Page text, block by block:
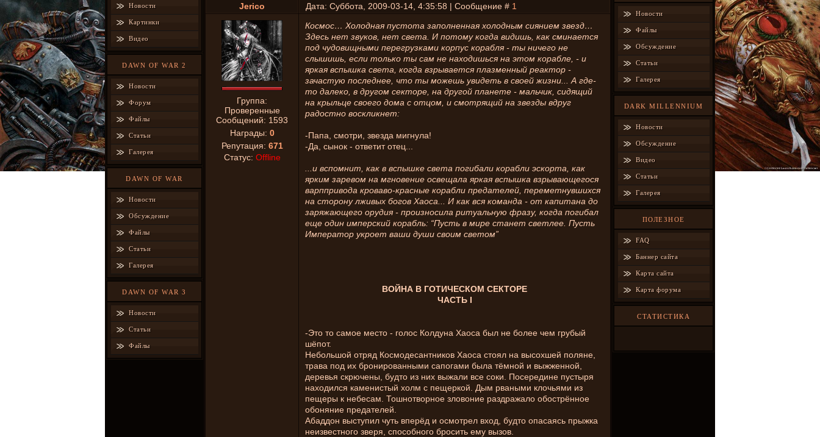
Новости
Картинки
Видео
DAWN OF WAR 2
Новости
Форум
Файлы
Статьи
Галерея
DAWN OF WAR
Новости
Обсуждение
Файлы
Статьи
Галерея
DAWN OF WAR 3
Новости
Статьи
Файлы
Jerico Дата: Суббота, 2009-03-14, 4:35:58 | Сообщение # 1
Группа:
Проверенные
Сообщений: 1593
Награды: 0
Репутация: 671
Статус: Offline
Космос… Холодная пустота заполненная холодным сиянием звезд…
Здесь нет звуков, нет света. И потому когда видишь, как сминается
под чудовищными перегрузками корпус корабля - ты ничего не
слышишь, если только ты сам не находишься на этом корабле, - и
яркая вспышка света, когда взрывается плазменный реактор -
зачастую последнее, что ты можешь увидеть в своей жизни... А где-
то далеко, в другом секторе, на другой планете - мальчик, сидящий
на крыльце своего дома с отцом, и смотрящий на звезды вдруг
радостно воскликнет:
-Папа, смотри, звезда мигнула!
-Да, сынок - ответит отец...
...и вспомнит, как в вспышке света погибали корабли эскорта, как
ярким заревом на мгновение освещала яркая вспышка взрывающегося
варппривода кроваво-красные корабли предателей, переметнувшихся
на сторону лживых богов Хаоса... И как вся команда - от капитана до
заряжающего орудия - произносила ритуальную фразу, когда погибал
еще один имперский корабль: “Пусть в мире станет светлее. Пусть
Император укроет ваши души своим светом”
ВОЙНА В ГОТИЧЕСКОМ СЕКТОРЕ
ЧАСТЬ I
-Это то самое место - голос Колдуна Хаоса был не более чем грубый
шёпот.
Небольшой отряд Космодесантников Хаоса стоял на высохшей поляне,
трава под их бронированными сапогами была тёмной и выжженной,
деревья скрючены, будто из них выжали все соки. Посередине пустыря
находился каменистый холм с пещеркой. Дым рваными клочьями из
пещеры к небесам. Тошнотворное зловоние раздражало обострённое
обоняние предателей.
Абаддон выступил чуть вперёд и осмотрел вход, будто опасаясь прыжка
неизвестного зверя, способного бросить ему вызов.
Новости
Файлы
Обсуждение
Статьи
Галерея
DARK MILLENNIUM
Новости
Обсуждение
Видео
Статьи
Галерея
ПОЛЕЗНОЕ
FAQ
Баннер сайта
Карта сайта
Карта форума
СТАТИСТИКА